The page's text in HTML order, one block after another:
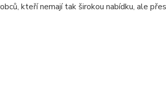
kteří nemají tak širokou nabídku, ale